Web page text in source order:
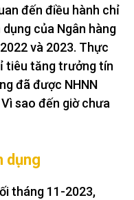
đến điều hành chỉ
của Ngân hàng
và 2023. Thực
tiêu tăng trưởng tín
đã được NHNN
sao đến giờ chưa
dụng
tháng 11-2023,